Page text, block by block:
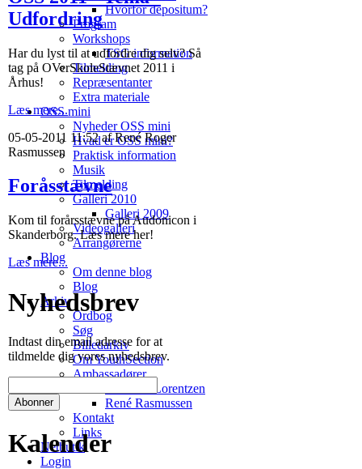
Hvorfor depositum?
Program
Workshops
TSG information
Tilmelding
Repræsentanter
Extra materiale
OSS mini
Nyheder OSS mini
Hvad er OSS mini?
Praktisk information
Musik
Tilmelding
Galleri 2010
Galleri 2009
Videogalleri
Arrangørerne
Blog
Om denne blog
Blog
Arkiv
Ordbog
Søg
Billedarkiv
Om YouthSection
Ambassadører
Jonathan Lorentzen
René Rasmussen
Kontakt
Links
Netbutik
Login
Udfordring
Har du lyst til at udfordre dig selv? Så
tag på OVerSkoleStævnet 2011 i
Århus!
Læs mere...
05-05-2011 11:52 af René Roger
Rasmussen
Foråsstævne
Kom til forårsstævne på Audonicon i
Skanderborg. Læs mere her!
Læs mere...
Nyhedsbrev
Indtast din email adresse for at
tildmelde dig vores nyhedsbrev.
Kalender